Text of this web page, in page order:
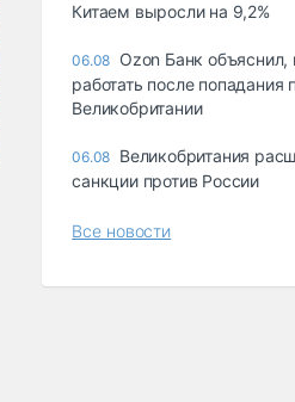
Китаем выросли на 9,2%
06.08 Ozon Банк объяснил,
работать после попадания
Великобритании
06.08 Великобритания
санкции против России
Все новости